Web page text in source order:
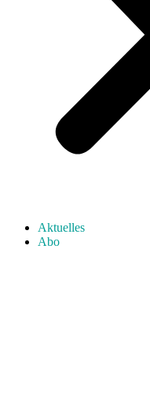
Aktuelles
Abo